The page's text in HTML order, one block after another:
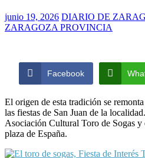
junio 19, 2026 DIARIO DE
ZARAGOZA PROVINCIA
Facebook
El origen de esta tradición se
las fiestas de San Juan de la
Asociación Cultural Toro de Sogas y
plaza de España.